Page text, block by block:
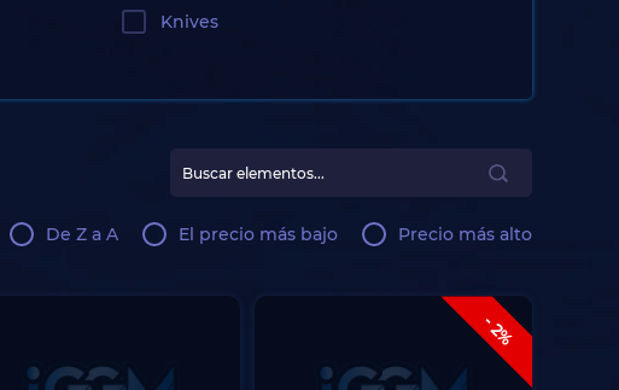
Knives
De Z a A El precio más bajo Precio más alto
- 2%